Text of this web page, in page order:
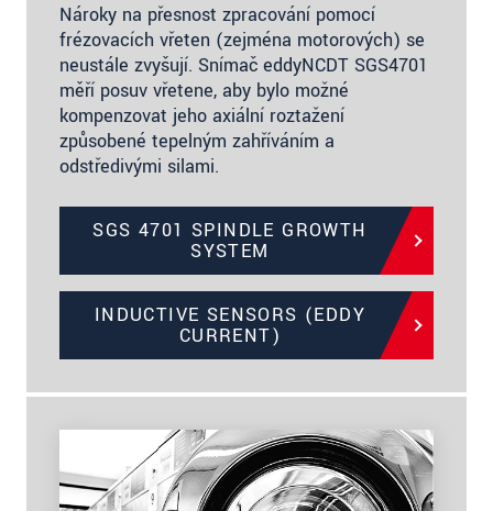
Nároky na přesnost zpracování pomocí
frézovacích vřeten (zejména motorových) se
neustále zvyšují. Snímač eddyNCDT SGS4701
měří posuv vřetene, aby bylo možné
kompenzovat jeho axiální roztažení
způsobené tepelným zahříváním a
odstředivými silami.
SGS 4701 SPINDLE GROWTH
SYSTEM
INDUCTIVE SENSORS (EDDY
CURRENT)